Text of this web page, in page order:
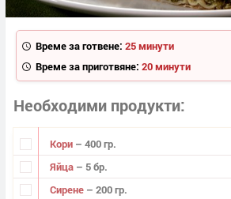
Време за готвене: 25 минути
Време за приготвяне: 20 минути
Необходими продукти
Кори – 400 гр.
Яйца – 5 бр.
Сирене – 200 гр.